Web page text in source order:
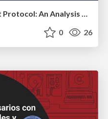
Security in Model Context Protocol: An Analysis of the OWASP MCP Top 10
0 26